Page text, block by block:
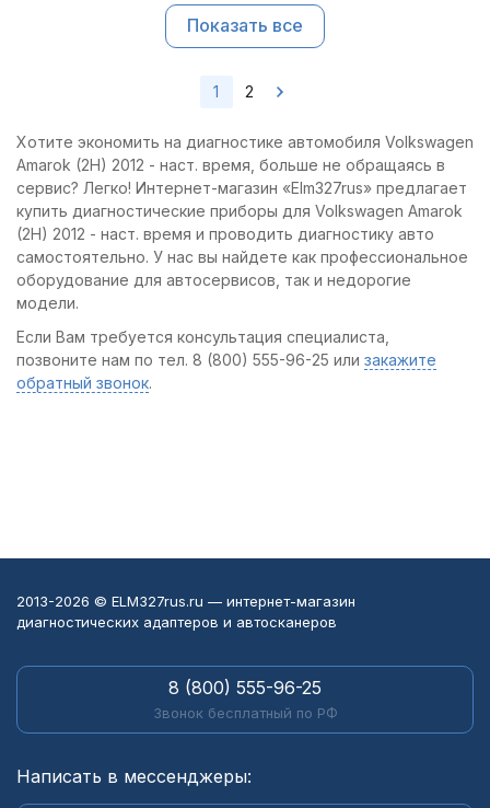
Показать все
1 2
Хотите экономить на диагностике автомобиля Volkswagen
Amarok (2H) 2012 - наст. время, больше не обращаясь в
сервис? Легко! Интернет-магазин «Elm327rus» предлагает
купить диагностические приборы для Volkswagen Amarok
(2H) 2012 - наст. время и проводить диагностику авто
самостоятельно. У нас вы найдете как профессиональное
оборудование для автосервисов, так и недорогие
модели.
Если Вам требуется консультация специалиста,
позвоните нам по тел. 8 (800) 555-96-25 или закажите
обратный звонок.
2013-2026 © ELM327rus.ru — интернет-магазин
диагностических адаптеров и автосканеров
8 (800) 555-96-25
Звонок бесплатный по РФ
Написать в мессенджеры: